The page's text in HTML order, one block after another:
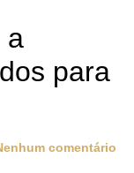
a
para
comentário